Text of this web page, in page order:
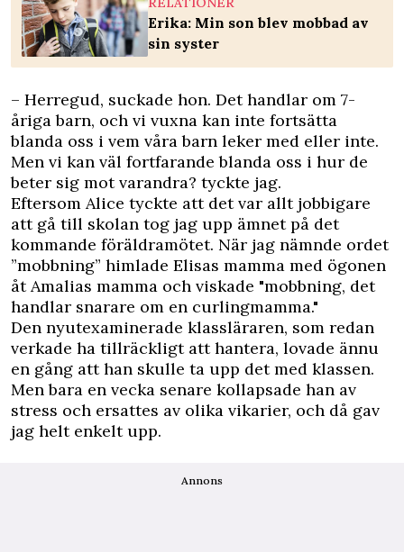
Erika: Min son blev mobbad av
sin syster
– Herregud, suckade hon. Det handlar om 7-
åriga barn, och vi vuxna kan inte fortsätta
blanda oss i vem våra barn leker med eller inte.
Men vi kan väl fortfarande blanda oss i hur de
beter sig mot varandra? tyckte jag.
Eftersom Alice tyckte att det var allt jobbigare
att gå till skolan tog jag upp ämnet på det
kommande föräldramötet. När jag nämnde ordet
”mobbning” himlade Elisas mamma med ögonen
åt Amalias mamma och viskade "mobbning, det
handlar snarare om en curlingmamma."
Den nyutexaminerade klassläraren, som redan
verkade ha tillräckligt att hantera, lovade ännu
en gång att han skulle ta upp det med klassen.
Men bara en vecka senare kollapsade han av
stress och ersattes av olika vikarier, och då gav
jag helt enkelt upp.
Annons